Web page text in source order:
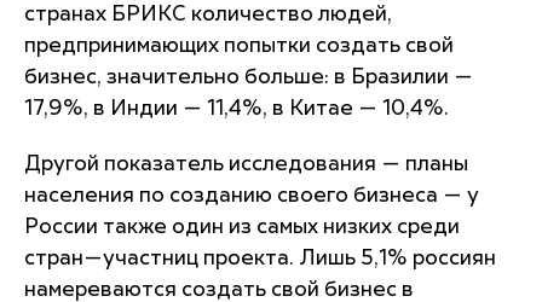
странах БРИКС количество людей,
предпринимающих попытки создать свой
бизнес, значительно больше: в Бразилии —
17,9%, в Индии — 11,4%, в Китае — 10,4%.
Другой показатель исследования — планы
населения по созданию своего бизнеса — у
России также один из самых низких среди
стран—участниц проекта. Лишь 5,1% россиян
намереваются создать свой бизнес в